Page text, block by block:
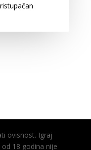
ovisnost. Igraj
18 godina nije